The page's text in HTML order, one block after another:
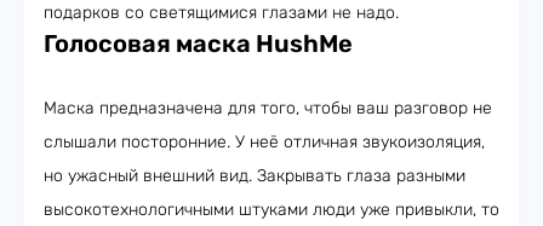
подарков со светящимися глазами не надо.
Голосовая маска HushMe
Маска предназначена для того, чтобы ваш разговор не
слышали посторонние. У неё отличная звукоизоляция,
но ужасный внешний вид. Закрывать глаза разными
высокотехнологичными штуками люди уже привыкли, то